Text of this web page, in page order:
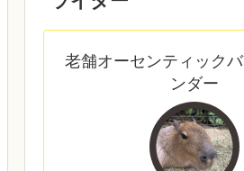
老舗オーセンティック
ンダー